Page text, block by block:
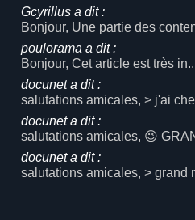
Gcyrillus a dit :
Bonjour, Une partie des
poulorama a dit :
Bonjour, Cet article est très
docunet a dit :
salutations amicales, > j'ai
docunet a dit :
salutations amicales, 😉
docunet a dit :
salutations amicales, > grand